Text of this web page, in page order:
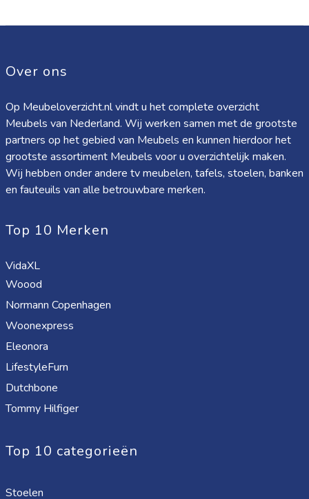
Over ons
Op Meubeloverzicht.nl vindt u het complete overzicht
Meubels van Nederland. Wij werken samen met de grootste
partners op het gebied van Meubels en kunnen hierdoor het
grootste assortiment Meubels voor u overzichtelijk maken.
Wij hebben onder andere tv meubelen, tafels, stoelen, banken
en fauteuils van alle betrouwbare merken.
Top 10 Merken
VidaXL
Woood
Normann Copenhagen
Woonexpress
Eleonora
LifestyleFurn
Dutchbone
Tommy Hilfiger
Top 10 categorieën
Stoelen